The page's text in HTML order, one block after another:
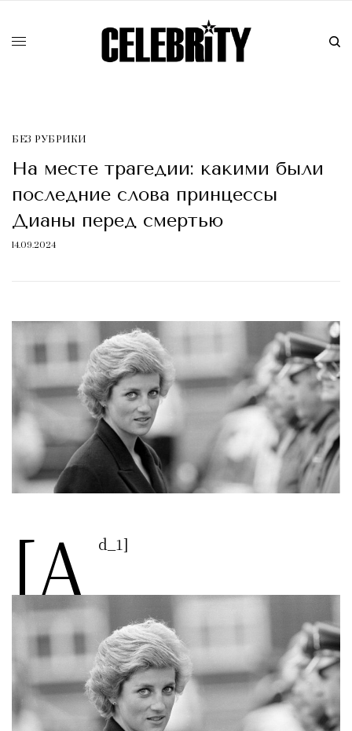
БЕЗ РУБРИКИ
На месте трагедии: какими были
последние слова принцессы
Дианы перед смертью
14.09.2024
[a d_1]